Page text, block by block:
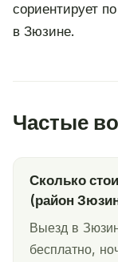
сориентирует
в Зюзине.
Частые
Сколько
(район
Выезд в
бесплатно,